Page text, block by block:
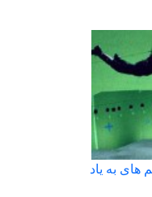
به یاد